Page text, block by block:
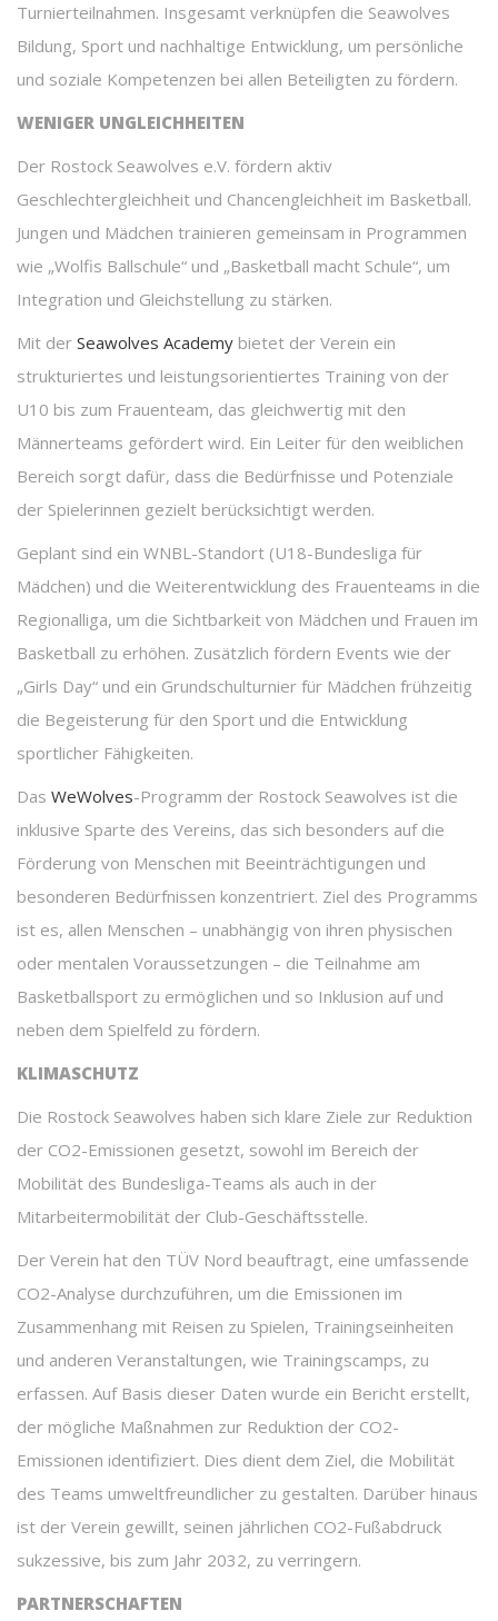
Turnierteilnahmen. Insgesamt verknüpfen die Seawolves
Bildung, Sport und nachhaltige Entwicklung, um persönliche
und soziale Kompetenzen bei allen Beteiligten zu fördern.
WENIGER UNGLEICHHEITEN
Der Rostock Seawolves e.V. fördern aktiv
Geschlechtergleichheit und Chancengleichheit im Basketball.
Jungen und Mädchen trainieren gemeinsam in Programmen
wie „Wolfis Ballschule“ und „Basketball macht Schule“, um
Integration und Gleichstellung zu stärken.
Mit der Seawolves Academy bietet der Verein ein
strukturiertes und leistungsorientiertes Training von der
U10 bis zum Frauenteam, das gleichwertig mit den
Männerteams gefördert wird. Ein Leiter für den weiblichen
Bereich sorgt dafür, dass die Bedürfnisse und Potenziale
der Spielerinnen gezielt berücksichtigt werden.
Geplant sind ein WNBL-Standort (U18-Bundesliga für
Mädchen) und die Weiterentwicklung des Frauenteams in die
Regionalliga, um die Sichtbarkeit von Mädchen und Frauen im
Basketball zu erhöhen. Zusätzlich fördern Events wie der
„Girls Day“ und ein Grundschulturnier für Mädchen frühzeitig
die Begeisterung für den Sport und die Entwicklung
sportlicher Fähigkeiten.
Das WeWolves-Programm der Rostock Seawolves ist die
inklusive Sparte des Vereins, das sich besonders auf die
Förderung von Menschen mit Beeinträchtigungen und
besonderen Bedürfnissen konzentriert. Ziel des Programms
ist es, allen Menschen – unabhängig von ihren physischen
oder mentalen Voraussetzungen – die Teilnahme am
Basketballsport zu ermöglichen und so Inklusion auf und
neben dem Spielfeld zu fördern.
KLIMASCHUTZ
Die Rostock Seawolves haben sich klare Ziele zur Reduktion
der CO2-Emissionen gesetzt, sowohl im Bereich der
Mobilität des Bundesliga-Teams als auch in der
Mitarbeitermobilität der Club-Geschäftsstelle.
Der Verein hat den TÜV Nord beauftragt, eine umfassende
CO2-Analyse durchzuführen, um die Emissionen im
Zusammenhang mit Reisen zu Spielen, Trainingseinheiten
und anderen Veranstaltungen, wie Trainingscamps, zu
erfassen. Auf Basis dieser Daten wurde ein Bericht erstellt,
der mögliche Maßnahmen zur Reduktion der CO2-
Emissionen identifiziert. Dies dient dem Ziel, die Mobilität
des Teams umweltfreundlicher zu gestalten. Darüber hinaus
ist der Verein gewillt, seinen jährlichen CO2-Fußabdruck
sukzessive, bis zum Jahr 2032, zu verringern.
PARTNERSCHAFTEN